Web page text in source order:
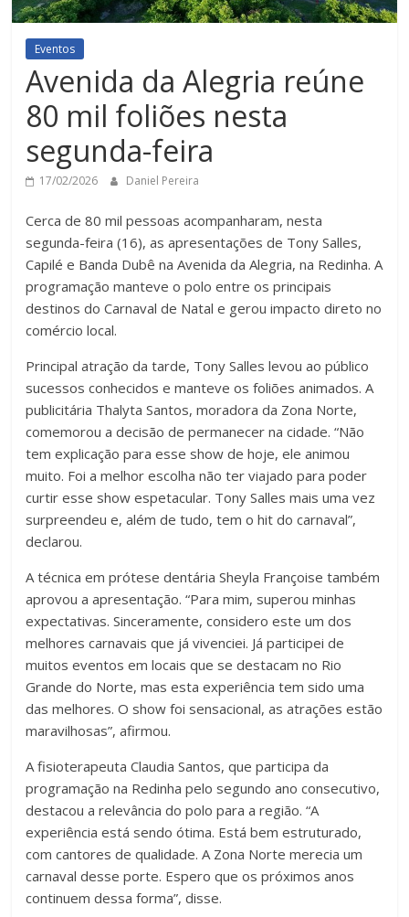
Eventos
Avenida da Alegria reúne
80 mil foliões nesta
segunda-feira
17/02/2026 Daniel Pereira
Cerca de 80 mil pessoas acompanharam, nesta
segunda-feira (16), as apresentações de Tony Salles,
Capilé e Banda Dubê na Avenida da Alegria, na Redinha. A
programação manteve o polo entre os principais
destinos do Carnaval de Natal e gerou impacto direto no
comércio local.
Principal atração da tarde, Tony Salles levou ao público
sucessos conhecidos e manteve os foliões animados. A
publicitária Thalyta Santos, moradora da Zona Norte,
comemorou a decisão de permanecer na cidade. “Não
tem explicação para esse show de hoje, ele animou
muito. Foi a melhor escolha não ter viajado para poder
curtir esse show espetacular. Tony Salles mais uma vez
surpreendeu e, além de tudo, tem o hit do carnaval”,
declarou.
A técnica em prótese dentária Sheyla Françoise também
aprovou a apresentação. “Para mim, superou minhas
expectativas. Sinceramente, considero este um dos
melhores carnavais que já vivenciei. Já participei de
muitos eventos em locais que se destacam no Rio
Grande do Norte, mas esta experiência tem sido uma
das melhores. O show foi sensacional, as atrações estão
maravilhosas”, afirmou.
A fisioterapeuta Claudia Santos, que participa da
programação na Redinha pelo segundo ano consecutivo,
destacou a relevância do polo para a região. “A
experiência está sendo ótima. Está bem estruturado,
com cantores de qualidade. A Zona Norte merecia um
carnaval desse porte. Espero que os próximos anos
continuem dessa forma”, disse.